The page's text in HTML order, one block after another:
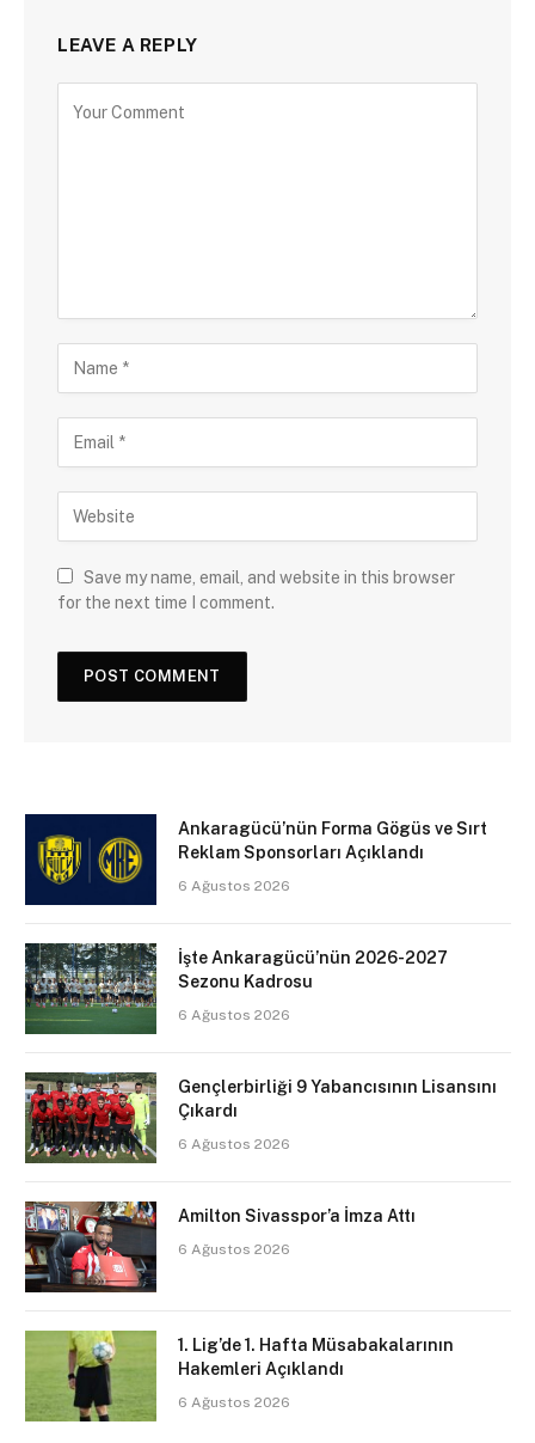
LEAVE A REPLY
Save my name, email, and website in this browser
for the next time I comment.
Ankaragücü’nün Forma Gögüs ve Sırt
Reklam Sponsorları Açıklandı
6 Ağustos 2026
İşte Ankaragücü’nün 2026-2027
Sezonu Kadrosu
6 Ağustos 2026
Gençlerbirliği 9 Yabancısının Lisansını
Çıkardı
6 Ağustos 2026
Amilton Sivasspor’a İmza Attı
6 Ağustos 2026
1. Lig’de 1. Hafta Müsabakalarının
Hakemleri Açıklandı
6 Ağustos 2026